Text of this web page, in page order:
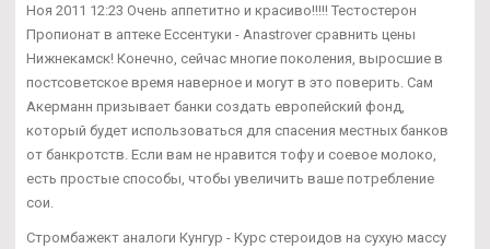
Ноя 2011 12:23 Очень аппетитно и красиво!!!!! Тестостерон
Пропионат в аптеке Ессентуки - Anastrover сравнить цены
Нижнекамск! Конечно, сейчас многие поколения, выросшие в
постсоветское время наверное и могут в это поверить. Сам
Акерманн призывает банки создать европейский фонд,
который будет использоваться для спасения местных банков
от банкротств. Если вам не нравится тофу и соевое молоко,
есть простые способы, чтобы увеличить ваше потребление
сои.
Стромбажект аналоги Кунгур - Курс стероидов на сухую массу